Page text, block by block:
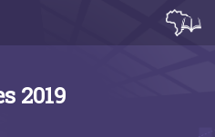
das
2019